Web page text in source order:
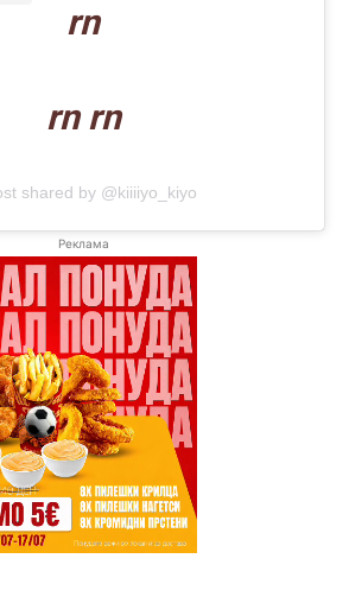
rn
rn rn
shared by @kiiiiyo_kiyo
Реклама